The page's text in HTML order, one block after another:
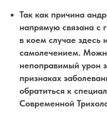
Так как причина
напрямую связана
в коем случае здесь
самолечением.
непоправимый урон
признаках
обратиться к
Современной
персональных данных в соответствии с
конфиденциальности